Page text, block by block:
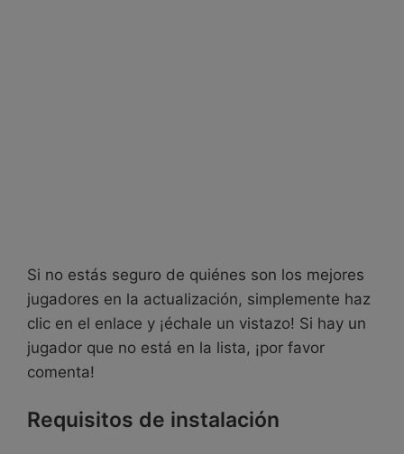
Si no estás seguro de quiénes son los mejores
jugadores en la actualización, simplemente haz
clic en el enlace y ¡échale un vistazo! Si hay un
jugador que no está en la lista, ¡por favor
comenta!
Requisitos de instalación